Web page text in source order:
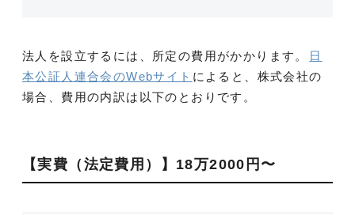
法人を設立するには、所定の費用がかかります。
日
本公証人連合会のWebサイト によると、株式会社の
場合、費用の内訳は以下のとおりです。
【実費（法定費用）】18万2000円〜